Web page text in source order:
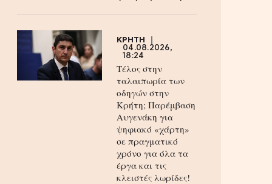
ΚΡΗΤΗ
04.08.2026,
18:24
Τέλος στην
ταλαιπωρία των
οδηγών στην
Κρήτη; Παρέμβαση
Αυγενάκη για
ψηφιακό «χάρτη»
σε πραγματικό
χρόνο για όλα τα
έργα και τις
κλειστές λωρίδες!